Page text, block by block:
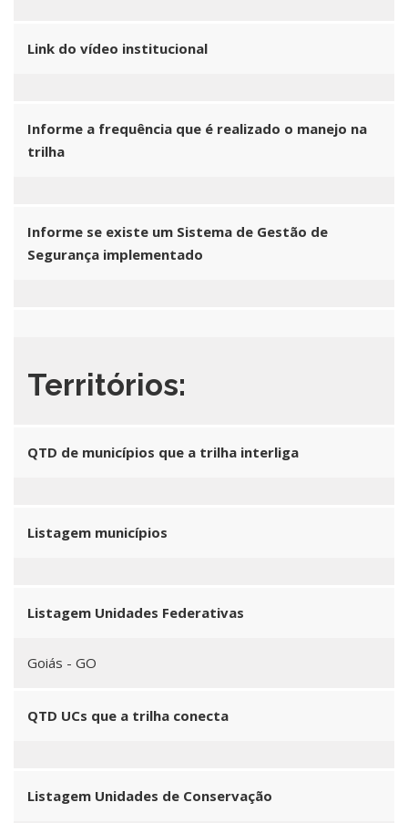
Link do vídeo institucional
Informe a frequência que é realizado o manejo na
trilha
Informe se existe um Sistema de Gestão de
Segurança implementado
Territórios:
QTD de municípios que a trilha interliga
Listagem municípios
Listagem Unidades Federativas
Goiás - GO
QTD UCs que a trilha conecta
Listagem Unidades de Conservação